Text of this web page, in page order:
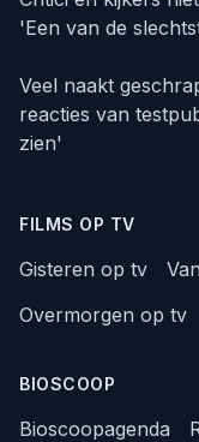
'Een van de
Veel naakt
reacties van
zien'
FILMS OP TV
Gisteren op tv
Overmorgen op tv
BIOSCOOP
Bioscoopagenda